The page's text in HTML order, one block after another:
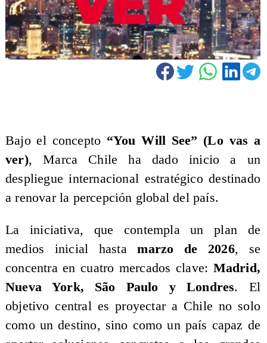
Bajo el concepto “You Will See” (Lo vas a
ver), Marca Chile ha dado inicio a un
despliegue internacional estratégico destinado
a renovar la percepción global del país.
La iniciativa, que contempla un plan de
medios inicial hastamarzo de 2026, se
concentra en cuatro mercados clave: Madrid,
Nueva York, São Paulo y Londres. El
objetivo central es proyectar a Chile no solo
como un destino, sino como un país capaz de